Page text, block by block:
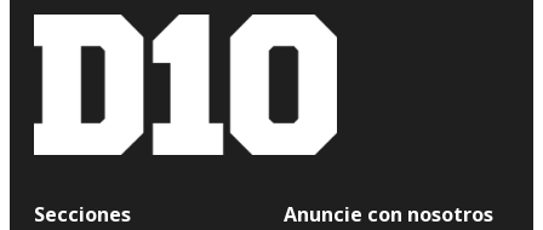
Secciones
Anuncie con nosotros